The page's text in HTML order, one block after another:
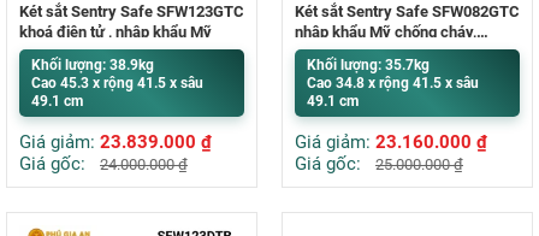
Két sắt Sentry Safe SFW123GTC
khoá điện tử , nhập khẩu Mỹ
Khối lượng: 38.9kg
Cao 45.3 x rộng 41.5 x sâu
49.1 cm
Giá giảm: 23.839.000 ₫
Giá gốc:
24.000.000₫
Két sắt Sentry Safe SFW082GTC
nhập khẩu Mỹ chống cháy,
chống nước
Khối lượng: 35.7kg
Cao 34.8 x rộng 41.5 x sâu
49.1 cm
Giá giảm: 23.160.000 ₫
Giá gốc:
25.000.000₫